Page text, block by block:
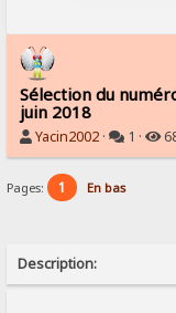
Sélection du
juin 2018
Yacin2002 · 1 ·
Pages: 1 En bas
Description: